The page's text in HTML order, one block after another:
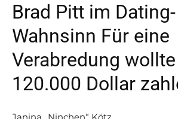
Brad Pitt im Dating-
Wahnsinn Für eine
Verabredung
120.000 Dollar